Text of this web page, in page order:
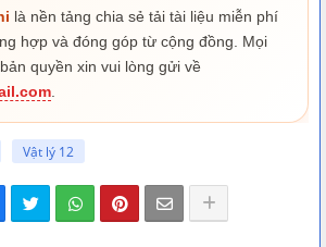
là nền tảng chia sẻ tải tài liệu miễn phí
hợp và đóng góp từ cộng đồng. Mọi
quyền xin vui lòng gửi về
Vật lý 12